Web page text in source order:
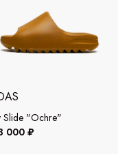
Slide "Ochre"
000 ₽